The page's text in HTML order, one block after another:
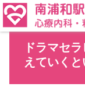
ドラマセ
えていく